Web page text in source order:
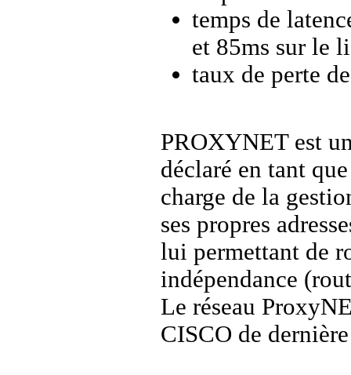
temps de
et 85ms sur le
taux de perte
PROXYNET est
déclaré en tant
charge de la
ses propres
lui permettant de
indépendance
Le réseau
CISCO de